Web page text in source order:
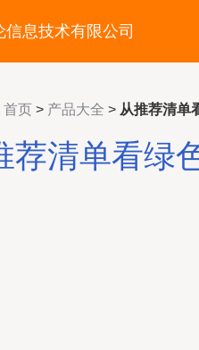
信息技术有限公司
首页 > 产品大全 > 从推荐清单
荐清单看绿